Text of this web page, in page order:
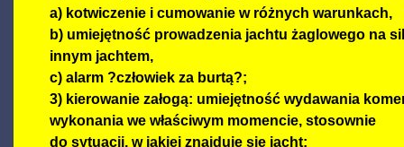
a) kotwiczenie i cumowanie w różnych warunkach,
b) umiejętność prowadzenia jachtu żaglowego na
innym jachtem,
c) alarm ?człowiek za burtą?;
3) kierowanie załogą: umiejętność wydawania
wykonania we właściwym momencie, stosownie
do sytuacji, w jakiej znajduje się jacht;